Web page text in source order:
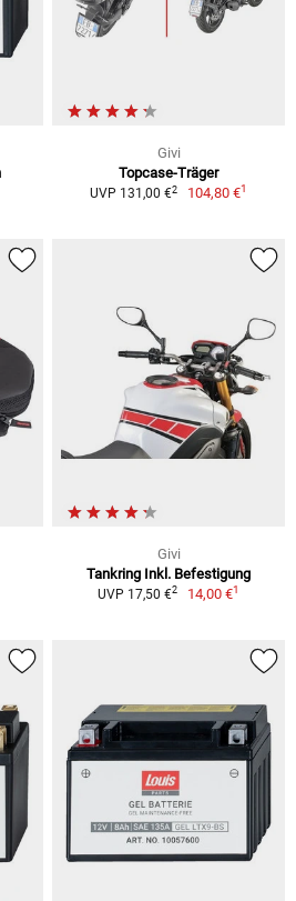
Givi
Topcase-Träger
UVP 131,00 €2 104,80 €1
Givi
Tankring Inkl. Befestigung
UVP 17,50 €2 14,00 €1